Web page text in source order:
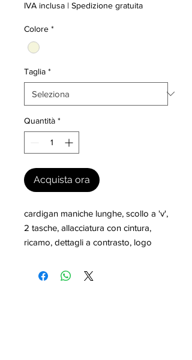
IVA inclusa | Spedizione gratuita
Colore *
Taglia *
Quantità *
Acquista ora
cardigan maniche lunghe, scollo a 'v',
2 tasche, allacciatura con cintura,
ricamo, dettagli a contrasto, logo